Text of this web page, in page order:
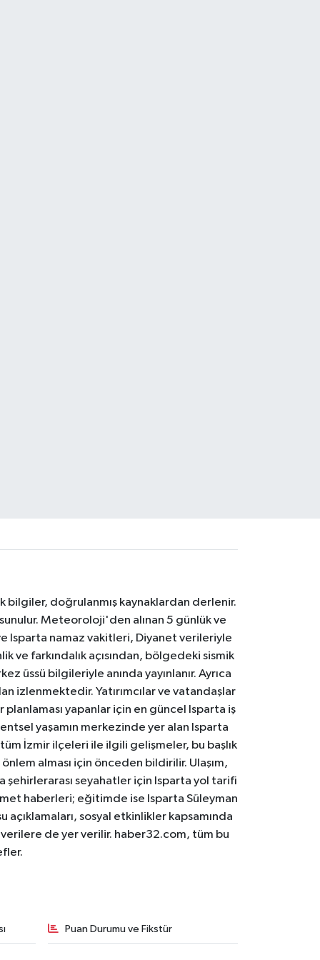
bilgiler, doğrulanmış kaynaklardan derlenir.
Meteoroloji'den alınan 5 günlük ve
Isparta namaz vakitleri, Diyanet verileriyle
ve farkındalık açısından, bölgedeki sismik
üssü bilgileriyle anında yayınlanır. Ayrıca
izlenmektedir. Yatırımcılar ve vatandaşlar
planlaması yapanlar için en güncel Isparta iş
yaşamın merkezinde yer alan Isparta
tüm İzmir ilçeleri ile ilgili gelişmeler, bu başlık
alması için önceden bildirilir. Ulaşım,
şehirlerarası seyahatler için Isparta yol tarifi
haberleri; eğitimde ise Isparta Süleyman
sosyal etkinlikler kapsamında
de yer verilir. haber32.com, tüm bu
Puan Durumu ve Fikstür